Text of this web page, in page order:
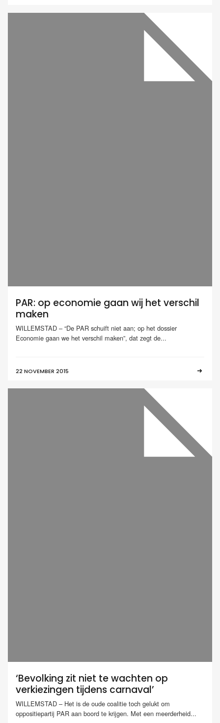
PAR: op economie gaan wij het verschil
maken
WILLEMSTAD – “De PAR schuift niet aan; op het dossier
Economie gaan we het verschil maken”, dat zegt de...
22 NOVEMBER 2015
‘Bevolking zit niet te wachten op
verkiezingen tijdens carnaval’
WILLEMSTAD – Het is de oude coalitie toch gelukt om
oppositiepartij PAR aan boord te krijgen. Met een meerderheid...